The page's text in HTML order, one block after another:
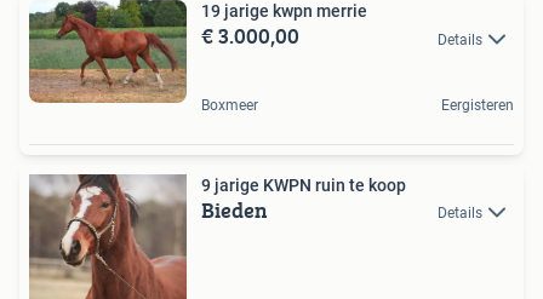
19 jarige kwpn merrie
€ 3.000,00 Details
Boxmeer Eergisteren
9 jarige KWPN ruin te koop
Bieden Details